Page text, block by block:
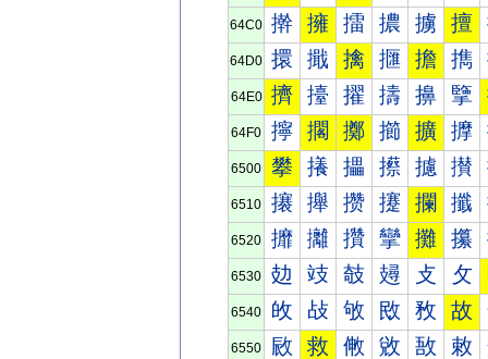
64C0 擀 擁 擂 擃 擄 擅
64D0 擐 擑 擒 擓 擔 擕
64E0 擠 擡 擢 擣 擤 擥
64F0 擰 擱 擲 擳 擴 擵
6500 攀 攁 攂 攃 攄 攅
6510 攐 攑 攒 攓 攔 攕
6520 攠 攡 攢 攣 攤 攥
6530 攰 攱 攲 攳 攴 攵
6540 敀 敁 敂 敃 敄 故
6550 敐 救 敒 敓 敔 敕